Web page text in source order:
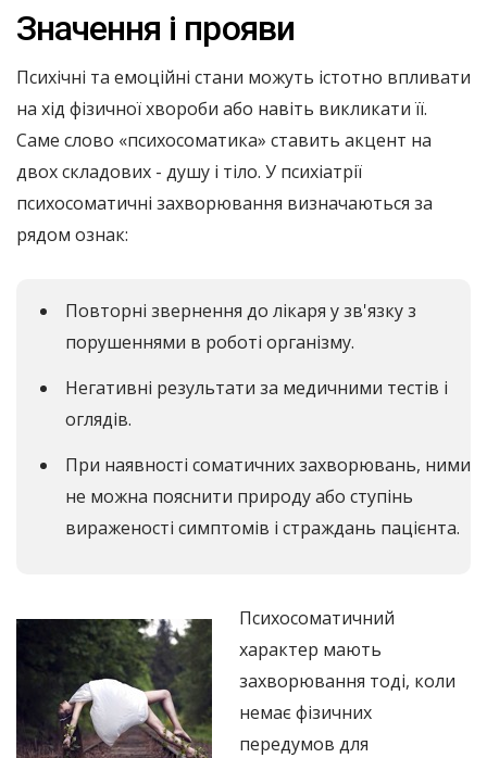
Значення і прояви
Психічні та емоційні стани можуть істотно впливати
на хід фізичної хвороби або навіть викликати її.
Саме слово «психосоматика» ставить акцент на
двох складових - душу і тіло. У психіатрії
психосоматичні захворювання визначаються за
рядом ознак:
Повторні звернення до лікаря у зв'язку з
порушеннями в роботі організму.
Негативні результати за медичними тестів і
оглядів.
При наявності соматичних захворювань, ними
не можна пояснити природу або ступінь
вираженості симптомів і страждань пацієнта.
Психосоматичний
характер мають
захворювання тоді, коли
немає фізичних
передумов для